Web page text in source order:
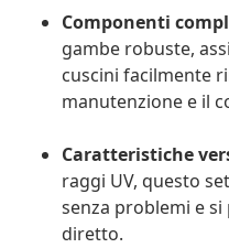
Componenti
gambe robuste,
cuscini facilmente
manutenzione e il
Caratteristiche
raggi UV, questo
senza problemi e
diretto.